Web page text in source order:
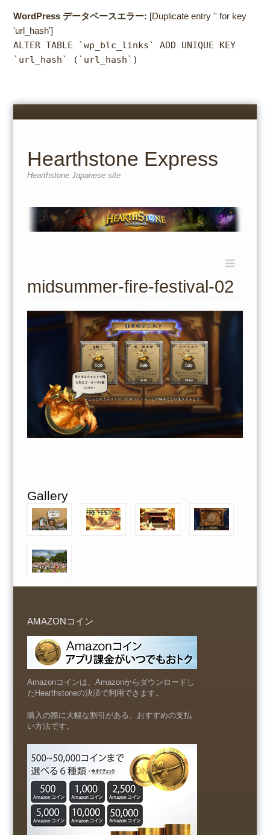
WordPress データベースエラー: [Duplicate entry '' for key
'url_hash']
ALTER TABLE `wp_blc_links` ADD UNIQUE KEY
`url_hash` (`url_hash`)
Menu
Hearthstone Express
Hearthstone Japanese site
content
midsummer-fire-festival-02
Gallery
AMAZONコイン
Amazonコインは、Amazonからダウンロードし
たHearthstoneの決済で利用できます。
購入の際に大幅な割引がある、おすすめの支払
い方法です。